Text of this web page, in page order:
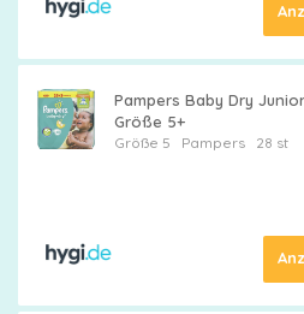
Pampers Baby Dry
Größe 5+
Größe 5 Pampers28 st